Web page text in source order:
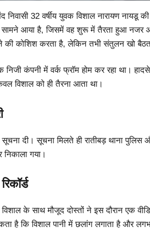
32 वर्षीय युवक विशाल नारायण
सामने आया है, जिसमें वह शुरू में तैरता हुआ
कोशिश करता है, लेकिन तभी संतुलन खो
निजी कंपनी में वर्क फ्रॉम होम कर रहा था।
विशाल को ही तैरना आता था।
दी। सूचना मिलते ही रातीबड़ थाना पुलिस
गया।
के साथ मौजूद दोस्तों ने इस दौरान एक
है कि विशाल पानी में छलांग लगाता है और